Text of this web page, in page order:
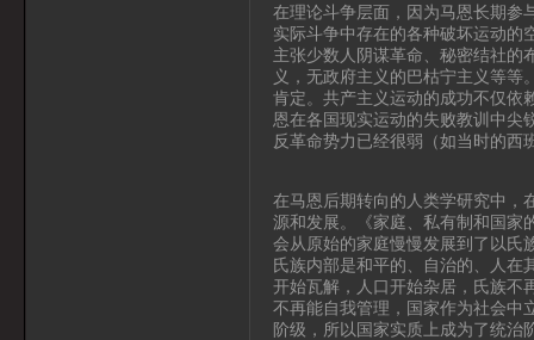
在理论斗争层面，因为马恩长期参
实际斗争中存在的各种破坏运动的
主张少数人阴谋革命、秘密结社的
义，无政府主义的巴枯宁主义等
肯定。共产主义运动的成功不仅依
恩在各国现实运动的失败教训中尖
反革命势力已经很弱（如当时的西
在马恩后期转向的人类学研究中，
源和发展。《家庭、私有制和国家
会从原始的家庭慢慢发展到了以氏
氏族内部是和平的、自治的、人在
开始瓦解，人口开始杂居，氏族不
不再能自我管理，国家作为社会中
阶级，所以国家实质上成为了统治